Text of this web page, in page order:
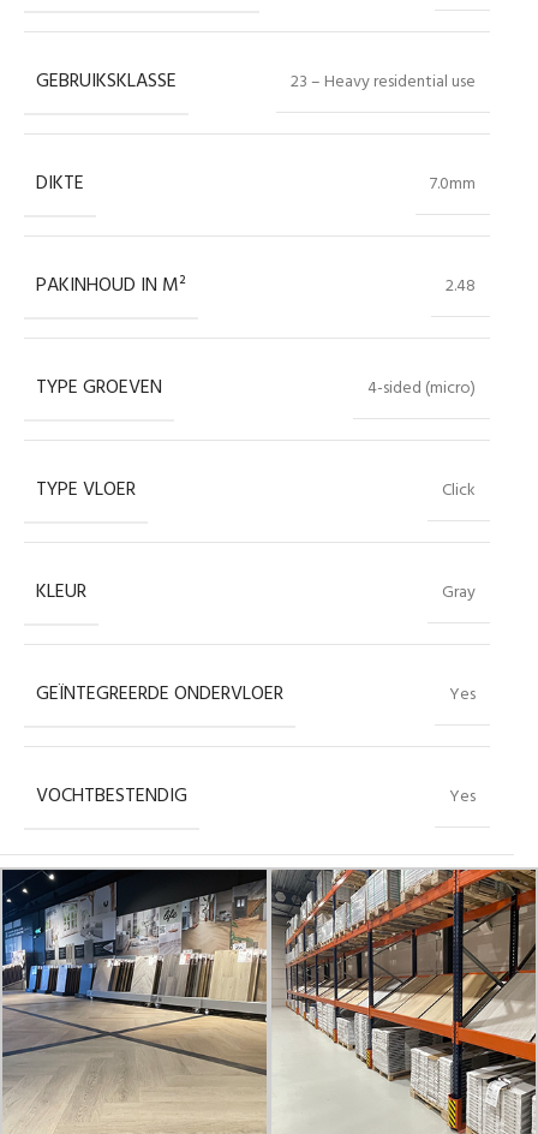
GEBRUIKSKLASSE 23 – Heavy residential use
DIKTE 7.0mm
PAKINHOUD IN M² 2.48
TYPE GROEVEN 4-sided (micro)
TYPE VLOER Click
KLEUR Gray
GEÏNTEGREERDE ONDERVLOER Yes
VOCHTBESTENDIG Yes